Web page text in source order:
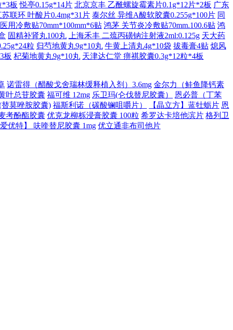
*3板 悦亭0.15g*14片 北京京丰 乙酰螺旋霉素片0.1g*12片*2板 广东
苏联环 叶酸片0.4mg*31片 泰尔丝 异维A酸软胶囊0.255g*100片 同
用冷敷贴70mm*100mm*6贴 鸿茅 关节炎冷敷贴70mm.100.6贴 鸿
固精补肾丸100丸 上海禾丰 二巯丙磺钠注射液2ml:0.125g 天大药
粒 归芍地黄丸9g*10丸 牛黄上清丸4g*10袋 拔毒膏4贴 熄风
板 杞菊地黄丸9g*10丸 天津达仁堂 痹祺胶囊0.3g*12粒*4板
诺雷得（醋酸戈舍瑞林缓释植入剂）3.6mg 金尔力（鲑鱼降钙素
叶总苷胶囊 福可维 12mg 乐卫玛(仑伐替尼胶囊）
恩必普（丁苯
莫唑胺胶囊) 福斯利诺（碳酸镧咀嚼片） 【晶立方】蓝牡蛎片 恩
考酚酯胶囊 优克龙柳栎浸膏胶囊 100粒 希罗达卡培他滨片 格列卫
爱优特】 呋喹替尼胶囊 1mg 优立通非布司他片